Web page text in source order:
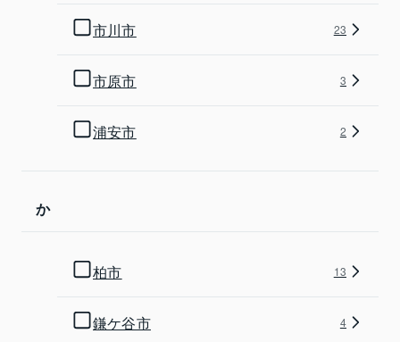
市川市 23
市原市 3
浦安市 2
か
柏市 13
鎌ケ谷市 4